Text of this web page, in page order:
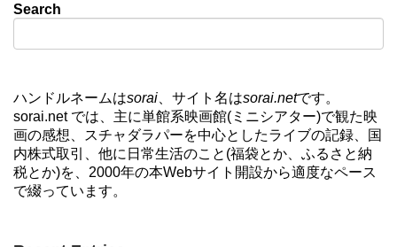
Search
ハンドルネームはsorai 、サイト名はsorai.netです。
sorai.net では、主に単館系映画館(ミニシアター)で観た映
画の感想、スチャダラパーを中心としたライブの記録、国
内株式取引、他に日常生活のこと(福袋とか、ふるさと納
税とか)を、2000年の本Webサイト開設から適度なペース
で綴っています。